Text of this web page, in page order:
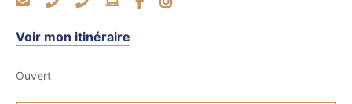
Voir mon itinéraire
Ouvert